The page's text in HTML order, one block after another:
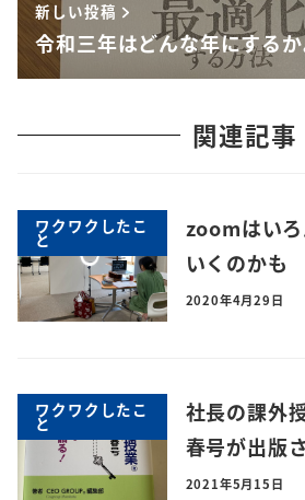
新しい投稿
令和三年はどんな年にするか
関連記事
ワクワクしたこ
と
zoomはい
いくのかも
2020年4月29日
ワクワクしたこ
と
社長の課外
春号が出版
2021年5月15日